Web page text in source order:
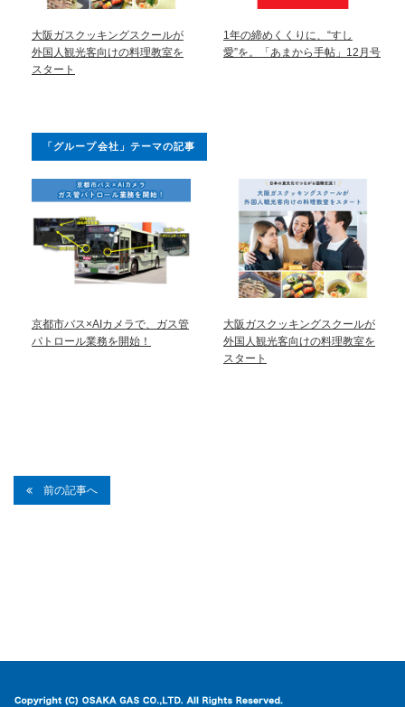
大阪ガスクッキングスクールが
外国人観光客向けの料理教室を
スタート
1年の締めくくりに、“すし
愛”を。「あまから手帖」12月号
「グループ会社」テーマの記事
京都市バス×AIカメラで、ガス管
パトロール業務を開始！
大阪ガスクッキングスクールが
外国人観光客向けの料理教室を
スタート
前の記事へ